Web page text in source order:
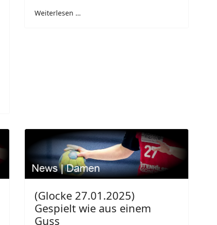
Weiterlesen …
(Glocke 27.01.2025)
Gespielt wie aus einem
Guss